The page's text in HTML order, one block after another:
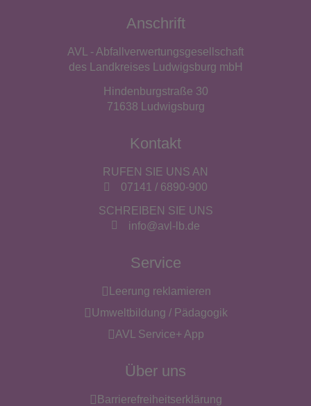
Anschrift
AVL - Abfallverwertungsgesellschaft
des Landkreises Ludwigsburg mbH
Hindenburgstraße 30
71638 Ludwigsburg
Kontakt
RUFEN SIE UNS AN
07141 / 6890-900
SCHREIBEN SIE UNS
info@avl-lb.de
Service
Leerung reklamieren
Umweltbildung / Pädagogik
AVL Service+ App
Über uns
Barrierefreiheitserklärung